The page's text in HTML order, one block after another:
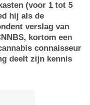
(voor 1 tot 5
hij als de
verslag van
kortom een
connaisseur
deelt zijn kennis